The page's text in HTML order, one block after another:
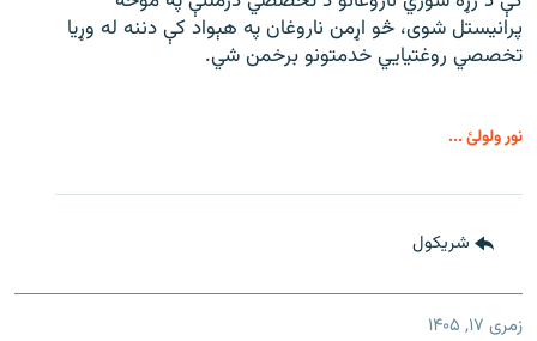
پرانیستل شوی، څو اړمن ناروغان په هېواد کې دننه له وړیا
تخصصي روغتیايي خدمتونو برخمن شي.
نور ولولئ ...
شريکول
زمری ۱۷, ۱۴۰۵